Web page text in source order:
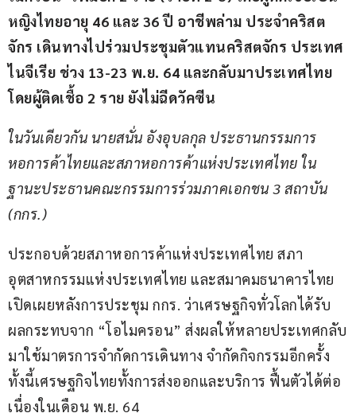
หญิงไทยอายุ 46 และ 36 ปี อาชีพล่าม ประจำคริสต
จักร เดินทางไปร่วมประชุมตัวแทนคริสตจักร ประเทศ
ไนจีเรีย ช่วง 13-23 พ.ย. 64 และกลับมาประเทศไทย
โดยผู้ติดเชื้อ 2 ราย ยังไม่ฉีดวัคซีน
ในวันเดียวกัน นายสนั่น อังอุบลกุล ประธานกรรมการ
หอการค้าไทยและสภาหอการค้าแห่งประเทศไทย ใน
ฐานะประธานคณะกรรมการร่วมภาคเอกชน 3 สถาบัน
(กกร.)
ประกอบด้วยสภาหอการค้าแห่งประเทศไทย สภา
อุตสาหกรรมแห่งประเทศไทย และสมาคมธนาคารไทย
เปิดเผยหลังการประชุม กกร. ว่าเศรษฐกิจทั่วโลกได้รับ
ผลกระทบจาก “โอไมครอน” ส่งผลให้หลายประเทศกลับ
มาใช้มาตรการจำกัดการเดินทาง จำกัดกิจกรรมอีกครั้ง
ทั้งนี้เศรษฐกิจไทยทั้งการส่งออกและบริการ ฟื้นตัวได้ต่อ
เนื่องในเดือน พ.ย. 64